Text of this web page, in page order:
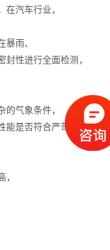
汽车行业，
雨、
性进行全面检测，
气象条件，
能是否符合严苛的航空标